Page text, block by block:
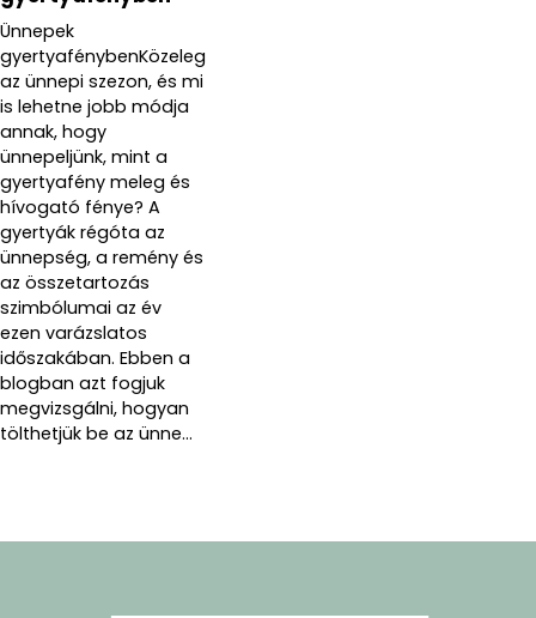
Ünnepek
gyertyafénybenKözeleg
az ünnepi szezon, és mi
is lehetne jobb módja
annak, hogy
ünnepeljünk, mint a
gyertyafény meleg és
hívogató fénye? A
gyertyák régóta az
ünnepség, a remény és
az összetartozás
szimbólumai az év
ezen varázslatos
időszakában. Ebben a
blogban azt fogjuk
megvizsgálni, hogyan
tölthetjük be az ünne...